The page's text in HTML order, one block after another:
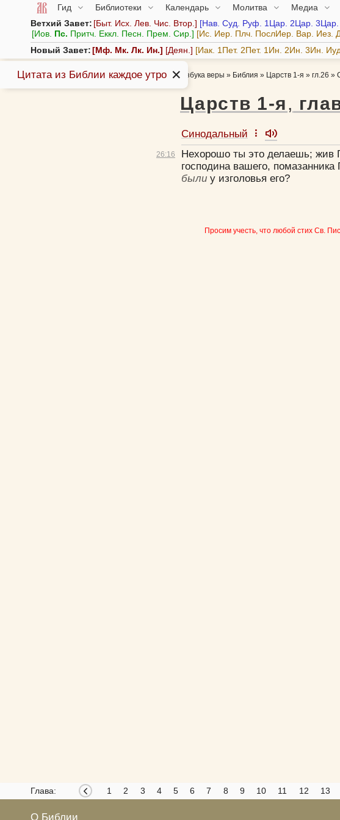
Гид Библиотеки Календарь Молитва Медиа
Ветхий Завет: Быт. Исх. Лев. Чис. Втор. Нав. Суд. Руф. 1Цар. 2Цар. 3Цар.
Иов. Пс. Притч. Еккл. Песн. Прем. Сир. Ис. Иер. Плч. ПослИер. Вар. Иез.
Новый Завет: Мф. Мк. Лк. Ин. Деян. Иак. 1Пет. 2Пет. 1Ин. 2Ин. 3Ин. Иуд.
Азбука веры » Библия » Царств 1-я » гл.26 »
Царств 1-я,
26:16
Синодальный
Нехорошо ты это делаешь; жив
господина вашего,
былиу изголовья его?
Просим учесть, что любой стих Св.
Глава: 1 2 3 4 5 6 7 8 9 10 11 12 13
О Библии
Цитата из Библии каждое утро ✕